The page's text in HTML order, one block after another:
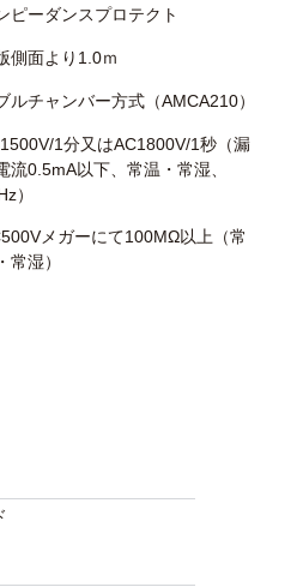
ピーダンスプロテクト
側面より1.0ｍ
ルチャンバー方式（AMCA210）
1分又はAC1800V/1秒（漏
流0.5mA以下、常温・常湿、
）
メガーにて100MΩ以上（常
常湿）